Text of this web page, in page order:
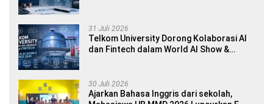
31 Juli 2026
Telkom University Dorong Kolaborasi AI
dan Fintech dalam World AI Show &
30 Juli 2026
Ajarkan Bahasa Inggris dari sekolah,